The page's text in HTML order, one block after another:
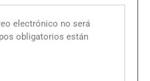
electrónico no será
obligatorios están